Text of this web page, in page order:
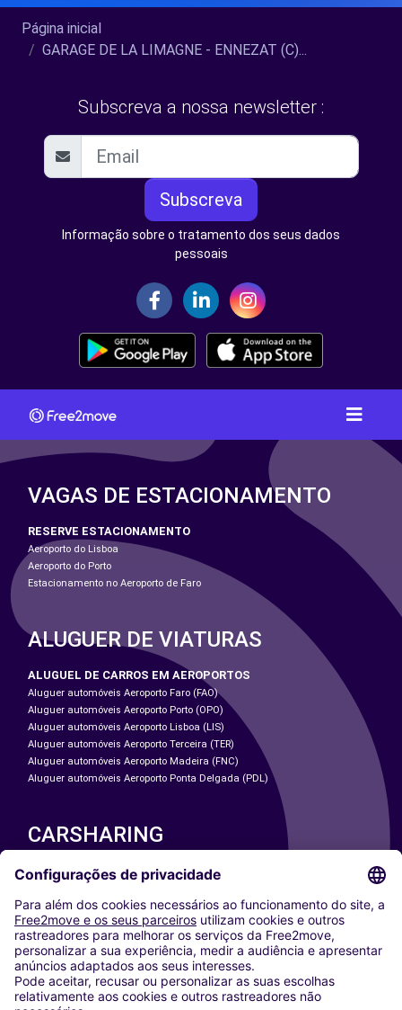
Página inicial
GARAGE DE LA LIMAGNE - ENNEZAT (C)...
Subscreva a nossa newsletter :
Subscreva
Informação sobre o tratamento dos seus dados
pessoais
VAGAS DE ESTACIONAMENTO
RESERVE ESTACIONAMENTO
Aeroporto do Lisboa
Aeroporto do Porto
Estacionamento no Aeroporto de Faro
ALUGUER DE VIATURAS
ALUGUEL DE CARROS EM AEROPORTOS
Aluguer automóveis Aeroporto Faro (FAO)
Aluguer automóveis Aeroporto Porto (OPO)
Aluguer automóveis Aeroporto Lisboa (LIS)
Aluguer automóveis Aeroporto Terceira (TER)
Aluguer automóveis Aeroporto Madeira (FNC)
Aluguer automóveis Aeroporto Ponta Delgada (PDL)
CARSHARING
NOSSAS CIDADES
Washington DC
Milan
Rome
Turin
Vienna
Berlin
Cologne